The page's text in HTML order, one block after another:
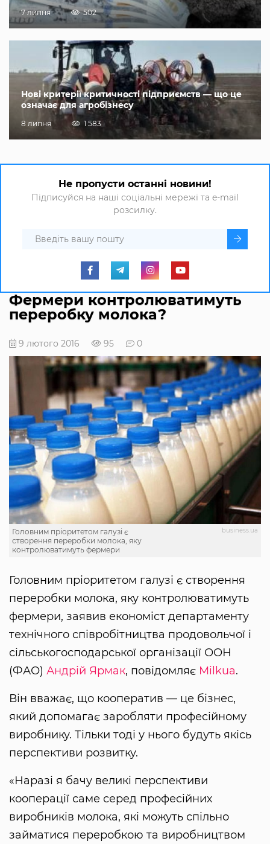
7 липня 502
Нові критерії критичності підприємств — що це
означає для агробізнесу
8 липня 1 583
Не пропусти останні новини!
Підписуйся на наші соціальні мережі та e-mail
розсилку.
Фермери контролюватимуть
переробку молока?
9 лютого 2016 95 0
business.ua
Головним пріоритетом галузі є
створення переробки молока, яку
контролюватимуть фермери
Головним пріоритетом галузі є створення
переробки молока, яку контролюватимуть
фермери, заявив економіст департаменту
технічного співробітництва продовольчої і
сільськогосподарської організації ООН
(ФАО) Андрій Ярмак, повідомляє Milkua.
Він вважає, що кооператив — це бізнес,
який допомагає заробляти професійному
виробнику. Тільки тоді у нього будуть якісь
перспективи розвитку.
«Наразі я бачу великі перспективи
кооперації саме серед професійних
виробників молока, які можуть спільно
займатися переробкою та виробництвом